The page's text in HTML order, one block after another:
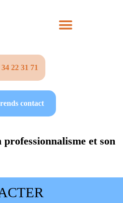
22 31 71‬
contact
professionnalisme et son